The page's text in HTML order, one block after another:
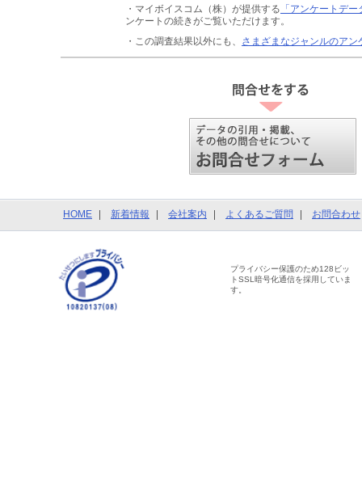
・マイボイスコム（株）が提供する 「アンケートデ
ンケートの続きがご覧いただけます。
・この調査結果以外にも、 さまざまなジャンルのアン
HOME 新着情報 会社案内 よくあるご質問 お問合わせ
プライバシー保護のため128ビッ
トSSL暗号化通信を採用していま
す。